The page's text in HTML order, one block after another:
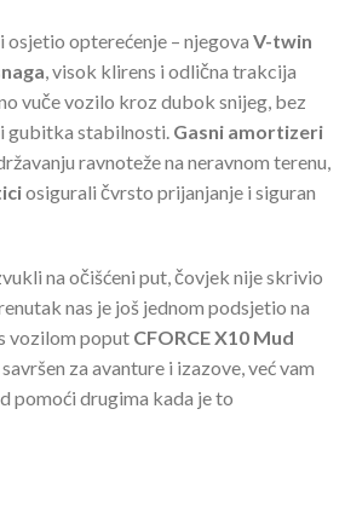
osjetio opterećenje – njegova V-twin
, visok klirens i odlična trakcija
vuče vozilo kroz dubok snijeg, bez
gubitka stabilnosti. Gasni amortizeri
ravnoteže na neravnom terenu,
osigurali čvrsto prijanjanje i siguran
na očišćeni put, čovjek nije skrivio
nas je još jednom podsjetio na
vozilom poput CFORCE X10 Mud
za avanture i izazove, već vam
pomoći drugima kada je to